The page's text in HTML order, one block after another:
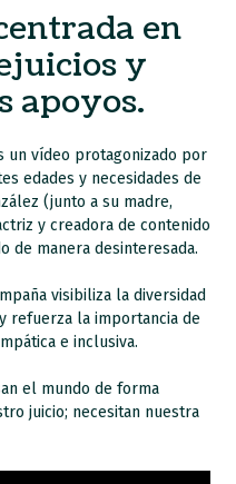
en
y
apoyos.
un vídeo protagonizado por
edades y necesidades de
(junto a su madre,
y creadora de contenido
de manera desinteresada.
visibiliza la diversidad
refuerza la importancia de
e inclusiva.
el mundo de forma
juicio; necesitan nuestra